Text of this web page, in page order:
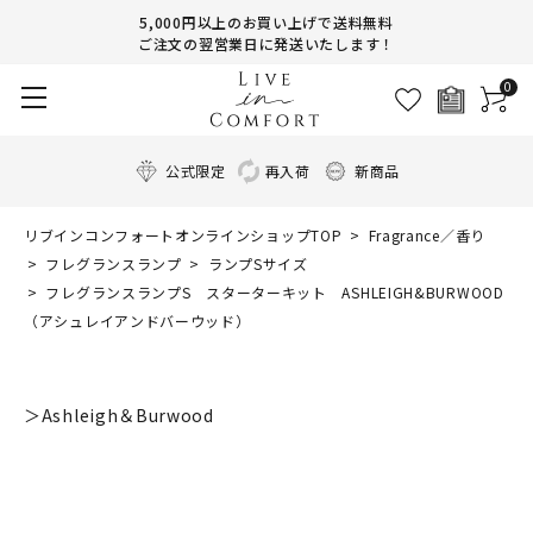
5,000円以上のお買い上げで送料無料
ご注文の翌営業日に発送いたします！
0
公式限定 再入荷 新商品
リブインコンフォートオンラインショップTOP
Fragrance／香り
フレグランスランプ
ランプSサイズ
フレグランスランプS スターターキット ASHLEIGH&BURWOOD
（アシュレイアンドバーウッド）
＞Ashleigh＆Burwood